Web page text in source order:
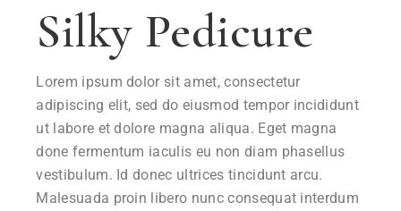
Silky Pedicure
Lorem ipsum dolor sit amet, consectetur
adipiscing elit, sed do eiusmod tempor incididunt
ut labore et dolore magna aliqua. Eget magna
done fermentum iaculis eu non diam phasellus
vestibulum. Id donec ultrices tincidunt arcu.
Malesuada proin libero nunc consequat interdum